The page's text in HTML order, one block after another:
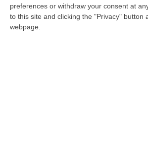
preferences or withdraw your consent at
to this site and clicking the "Privacy" button
webpage.
“Calabria”, nell’arco dei quali
rinvenute e sequestrare